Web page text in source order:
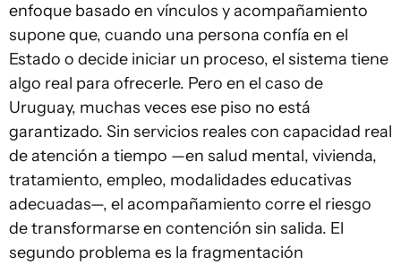
enfoque basado en vínculos y acompañamiento
supone que, cuando una persona confía en el
Estado o decide iniciar un proceso, el sistema tiene
algo real para ofrecerle. Pero en el caso de
Uruguay, muchas veces ese piso no está
garantizado. Sin servicios reales con capacidad real
de atención a tiempo —en salud mental, vivienda,
tratamiento, empleo, modalidades educativas
adecuadas—, el acompañamiento corre el riesgo
de transformarse en contención sin salida. El
segundo problema es la fragmentación